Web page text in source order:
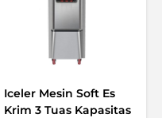
Iceler Mesin Soft Es
Krim 3 Tuas Kapasitas